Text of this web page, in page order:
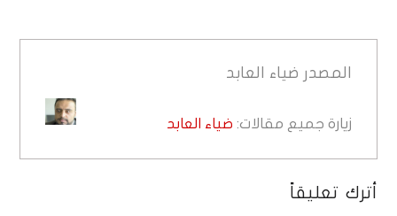
المصدر ضياء العابد
زيارة جميع مقالات: ضياء العابد
أترك تعليقاً